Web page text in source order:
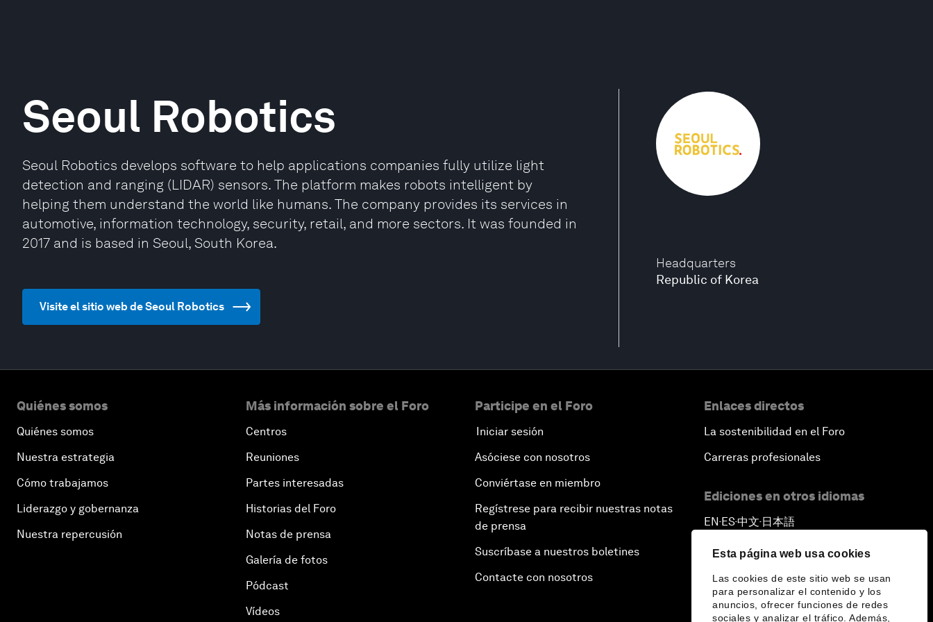
Esta página web usa cookies
Las cookies de este sitio web se usan
para personalizar el contenido y los
anuncios, ofrecer funciones de redes
sociales y analizar el tráfico. Además,
Headquarters
Republic of Korea
Seoul Robotics
Seoul Robotics develops software to help applications companies fully utilize light
detection and ranging (LIDAR) sensors. The platform makes robots intelligent by
helping them understand the world like humans. The company provides its services in
automotive, information technology, security, retail, and more sectors. It was founded in
2017 and is based in Seoul, South Korea.
Visite el sitio web de Seoul Robotics
Quiénes somos
Quiénes somos
Nuestra estrategia
Cómo trabajamos
Liderazgo y gobernanza
Nuestra repercusión
Más información sobre el Foro
Centros
Reuniones
Partes interesadas
Historias del Foro
Notas de prensa
Galería de fotos
Pódcast
Vídeos
Participe en el Foro
Iniciar sesión
Asóciese con nosotros
Conviértase en miembro
Regístrese para recibir nuestras notas
de prensa
Suscríbase a nuestros boletines
Contacte con nosotros
Enlaces directos
La sostenibilidad en el Foro
Carreras profesionales
Ediciones en otros idiomas
EN ▪ES▪中文▪ 日本語